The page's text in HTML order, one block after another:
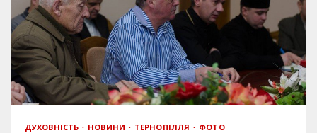
ДУХОВНІСТЬ НОВИНИ ТЕРНОПІЛЛЯ ФОТО